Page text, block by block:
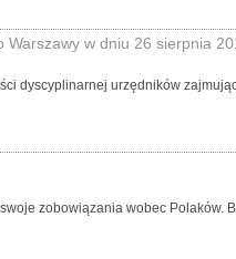
w dniu 26 sierpnia
dyscyplinarnej urzędników
zobowiązania wobec